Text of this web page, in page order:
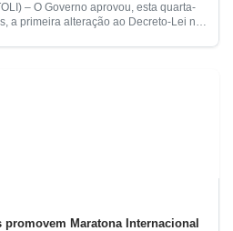
– O Governo aprovou, esta quarta-
a primeira alteração ao Decreto-Lei n.º
Maratona Internacional